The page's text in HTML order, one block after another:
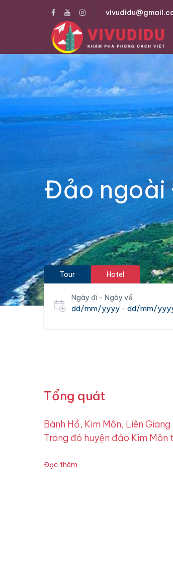
Đảo ngoài
Tour Hotel
Ngày đi - Ngày về
dd/mm/yyyy - dd/mm/
Tổng quát
Bành Hồ, Kim Môn, Liên
Trong đó huyện đảo Kim
Đọc thêm